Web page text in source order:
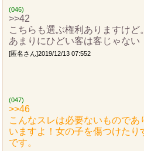
(046)
>>42
こちらも選ぶ権利ありますけど。
あまりにひどい客は客じゃない
[匿名さん]2019/12/13 07:552
(047)
>>46
こんなスレは必要ないもので
いますよ！女の子を傷つけた
です。